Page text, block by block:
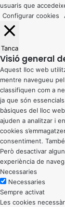
usuaris que
Configurar cookies
Tanca
Visió general
Aquest lloc web
mentre navegueu
classifiquen com a
ja que són
bàsiques del lloc
ajuden a analitzar i
cookies
consentiment.
Però desactivar
experiència de
Necessaries
Necessaries
Sempre activat
Les cookies